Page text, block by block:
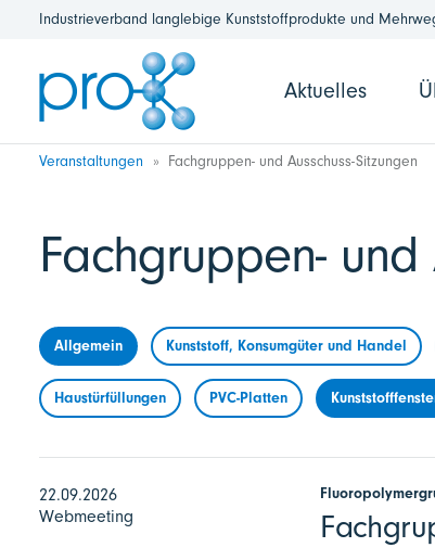
Industrieverband langlebige Kunststoffprodukte und
Aktuelles
Veranstaltungen Fachgruppen- und Ausschuss-Sitzungen
Fachgruppen- und
Allgemein Kunststoff, Konsumgüter und Handel
Haustürfüllungen PVC-Platten
22.09.2026
Webmeeting